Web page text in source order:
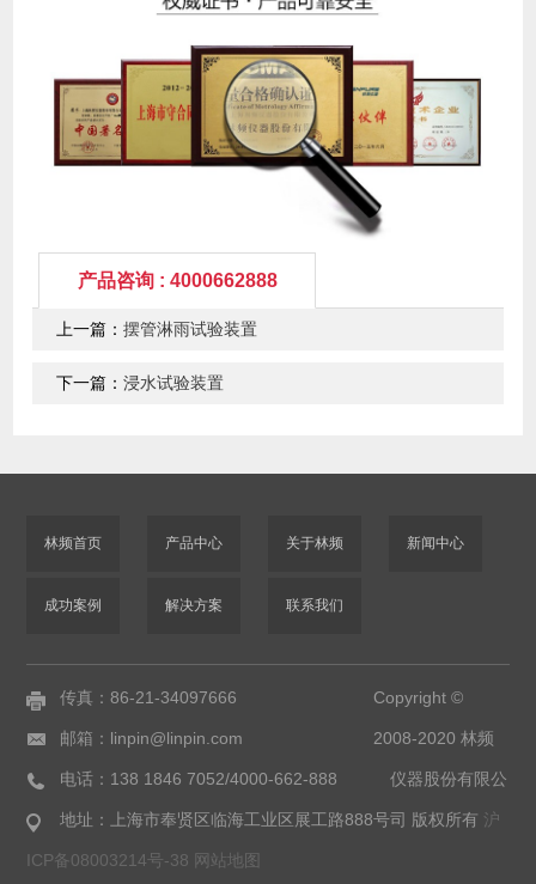
产品咨询 : 4000662888
上一篇：摆管淋雨试验装置
下一篇：浸水试验装置
林频首页 产品中心 关于林频 新闻中心
成功案例 解决方案 联系我们
传真：86-21-34097666
邮箱：linpin@linpin.com
电话：138 1846 7052/4000-662-888
地址：上海市奉贤区临海工业区展工路888号
Copyright ©
2008-2020 林频
仪器股份有限公
司 版权所有 沪
ICP备08003214号-38 网站地图